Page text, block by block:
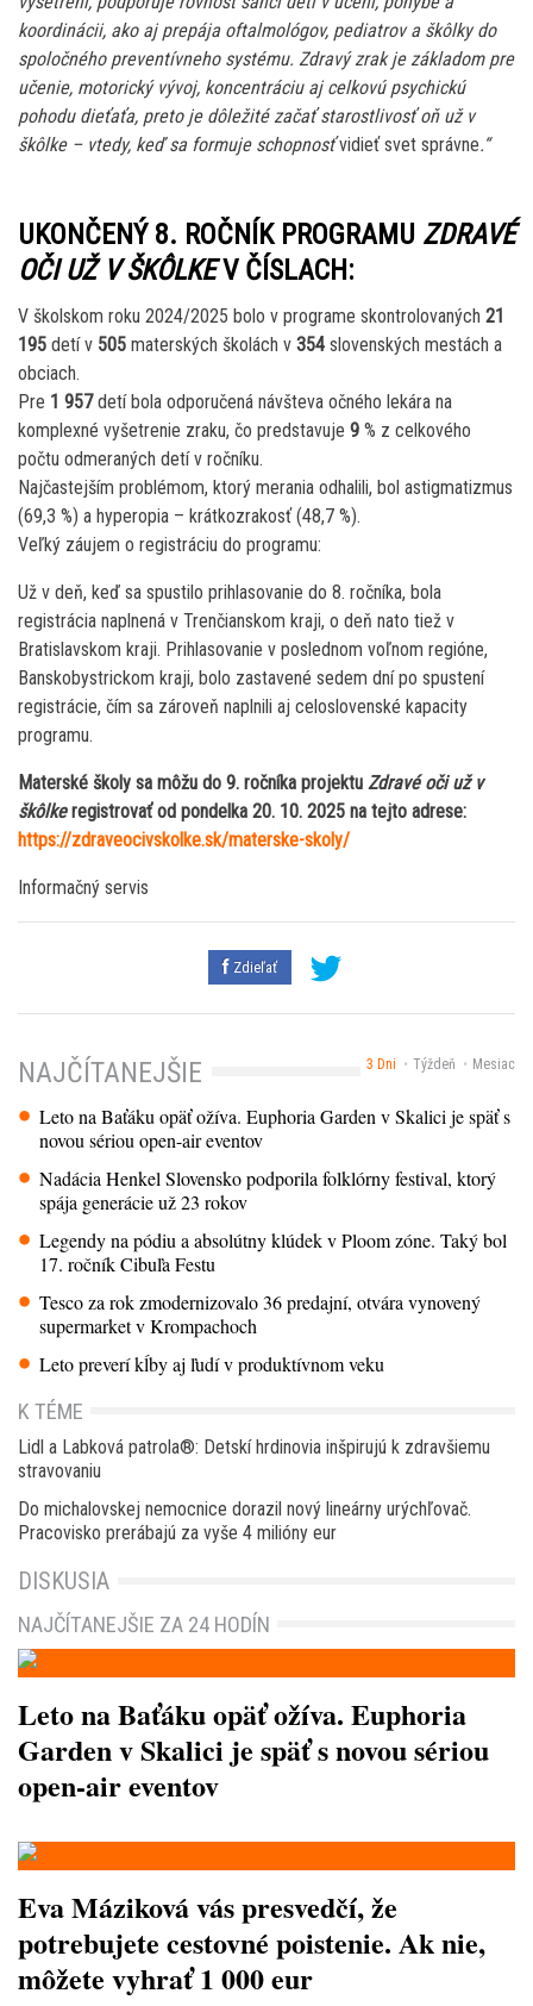
koordinácii, ako aj prepája oftalmológov, pediatrov a škôlky do
spoločného preventívneho systému. Zdravý zrak je základom pre
učenie, motorický vývoj, koncentráciu aj celkovú psychickú
pohodu dieťaťa, preto je dôležité začať starostlivosť oň už v
škôlke – vtedy, keď sa formuje schopnosťvidieť svet správne.“
UKONČENÝ 8. ROČNÍK PROGRAMU ZDRAVÉ
OČI UŽ V ŠKÔLKEV ČÍSLACH:
V školskom roku 2024/2025 bolo v programe skontrolovaných 21
195 detí v 505 materských školách v 354 slovenských mestách a
obciach.
Pre 1 957detí bola odporučená návšteva očného lekára na
komplexné vyšetrenie zraku, čo predstavuje 9 % z celkového
počtu odmeraných detí v ročníku.
Najčastejším problémom, ktorý merania odhalili, bol astigmatizmus
(69,3 %) a hyperopia – krátkozrakosť (48,7 %).
Veľký záujem o registráciu do programu:
Už v deň, keď sa spustilo prihlasovanie do 8. ročníka, bola
registrácia naplnená v Trenčianskom kraji, o deň nato tiež v
Bratislavskom kraji. Prihlasovanie v poslednom voľnom regióne,
Banskobystrickom kraji, bolo zastavené sedem dní po spustení
registrácie, čím sa zároveň naplnili aj celoslovenské kapacity
programu.
Materské školy sa môžu do 9. ročníka projektu Zdravé oči už v
škôlkeregistrovať od pondelka 20. 10. 2025 na tejto adrese:
https://zdraveocivskolke.sk/materske-skoly/
Informačný servis
Zdieľať
3 Dni Týždeň Mesiac
NAJČÍTANEJŠIE
Leto na Baťáku opäť ožíva. Euphoria Garden v Skalici je späť s
novou sériou open-air eventov
Nadácia Henkel Slovensko podporila folklórny festival, ktorý
spája generácie už 23 rokov
Legendy na pódiu a absolútny klúdek v Ploom zóne. Taký bol
17. ročník Cibuľa Festu
Tesco za rok zmodernizovalo 36 predajní, otvára vynovený
supermarket v Krompachoch
Leto preverí kĺby aj ľudí v produktívnom veku
K TÉME
Lidl a Labková patrola®: Detskí hrdinovia inšpirujú k zdravšiemu
stravovaniu
Do michalovskej nemocnice dorazil nový lineárny urýchľovač.
Pracovisko prerábajú za vyše 4 milióny eur
DISKUSIA
NAJČÍTANEJŠIE ZA 24 HODÍN
Leto na Baťáku opäť ožíva. Euphoria
Garden v Skalici je späť s novou sériou
open-air eventov
Eva Máziková vás presvedčí, že
potrebujete cestovné poistenie. Ak nie,
môžete vyhrať 1 000 eur